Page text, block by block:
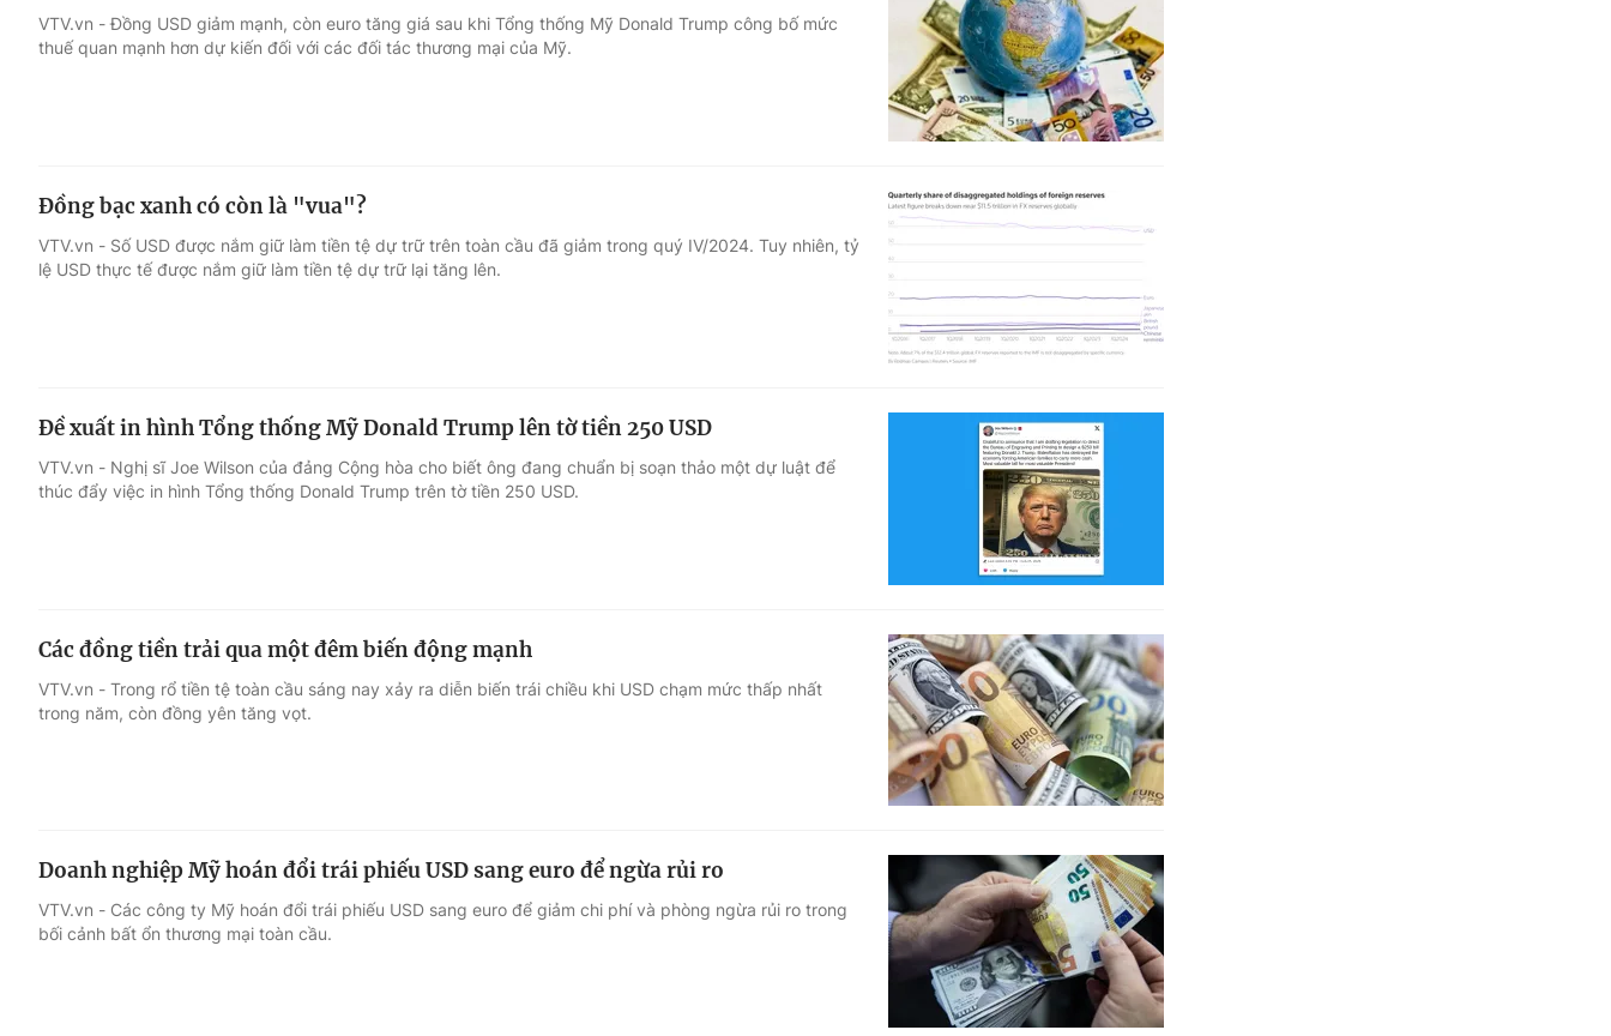
VTV.vn - Đồng USD giảm mạnh, còn euro tăng giá sau khi Tổng thống Mỹ Donald Trump công bố mức
thuế quan mạnh hơn dự kiến ​​đối với các đối tác thương mại của Mỹ.
Đồng bạc xanh có còn là "vua"?
VTV.vn - Số USD được nắm giữ làm tiền tệ dự trữ trên toàn cầu đã giảm trong quý IV/2024. Tuy nhiên, tỷ
lệ USD thực tế được nắm giữ làm tiền tệ dự trữ lại tăng lên.
Đề xuất in hình Tổng thống Mỹ Donald Trump lên tờ tiền 250 USD
VTV.vn - Nghị sĩ Joe Wilson của đảng Cộng hòa cho biết ông đang chuẩn bị soạn thảo một dự luật để
thúc đẩy việc in hình Tổng thống Donald Trump trên tờ tiền 250 USD.
Các đồng tiền trải qua một đêm biến động mạnh
VTV.vn - Trong rổ tiền tệ toàn cầu sáng nay xảy ra diễn biến trái chiều khi USD chạm mức thấp nhất
trong năm, còn đồng yên tăng vọt.
Doanh nghiệp Mỹ hoán đổi trái phiếu USD sang euro để ngừa rủi ro
VTV.vn - Các công ty Mỹ hoán đổi trái phiếu USD sang euro để giảm chi phí và phòng ngừa rủi ro trong
bối cảnh bất ổn thương mại toàn cầu.